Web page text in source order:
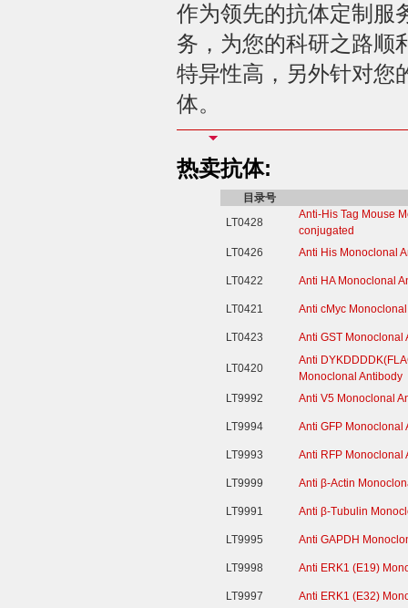
作为领先的抗体定制服
务，为您的科研之路顺
特异性高，另外针对您
体。
热卖抗体:
目录号
LT0428
Anti-His Tag Mouse
conjugated
LT0426
Anti His Monoclonal
LT0422 Anti HA Monoclonal
LT0421 Anti cMyc
LT0423 Anti GST Monoclonal
LT0420
Anti
Monoclonal Antibody
LT9992
Anti V5 Monoclonal
LT9994 Anti GFP Monoclonal
LT9993 Anti RFP Monoclonal
LT9999 Anti β-Actin
LT9991 Anti β-Tubulin
LT9995 Anti GAPDH
LT9998 Anti ERK1 (E19)
LT9997 Anti ERK1 (E32)